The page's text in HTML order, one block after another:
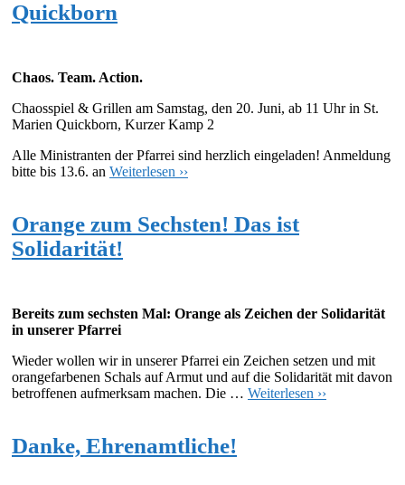
Quickborn
Chaos. Team. Action.
Chaosspiel & Grillen am Samstag, den 20. Juni, ab 11 Uhr in St.
Marien Quickborn, Kurzer Kamp 2
Alle Ministranten der Pfarrei sind herzlich eingeladen! Anmeldung
bitte bis 13.6. an Weiterlesen ››
Orange zum Sechsten! Das ist
Solidarität!
Bereits zum sechsten Mal: Orange als Zeichen der Solidarität
in unserer Pfarrei
Wieder wollen wir in unserer Pfarrei ein Zeichen setzen und mit
orangefarbenen Schals auf Armut und auf die Solidarität mit davon
betroffenen aufmerksam machen. Die … Weiterlesen ››
Danke, Ehrenamtliche!